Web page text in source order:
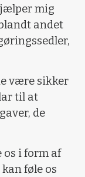
mig
andet
være sikker
til at
de
os i form af
føle os